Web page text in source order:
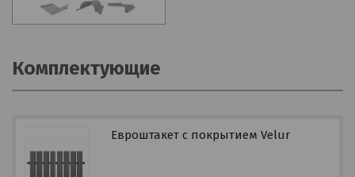
Комплектующие
Евроштакет с покрытием Velur